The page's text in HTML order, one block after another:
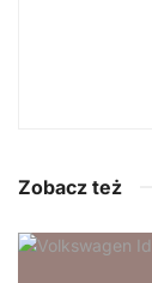
Zobacz też